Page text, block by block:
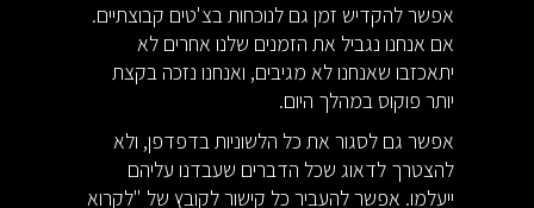
אפשר להקדיש זמן גם לנוכחות בצ'טים קבוצתיים.
אם אנחנו נגביל את הזמנים שלנו אחרים לא
יתאכזבו שאנחנו לא מגיבים, ואנחנו נזכה בקצת
יותר פוקוס במהלך היום.
אפשר גם לסגור את כל הלשוניות בדפדפן, ולא
להצטרך לדאוג שכל הדברים שעבדנו עליהם
ייעלמו. אפשר להעביר כל קישור לקובץ של "לקרוא